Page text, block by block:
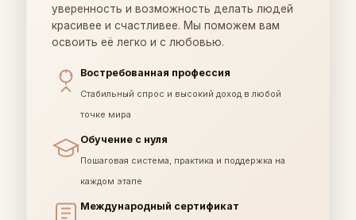
уверенность и возможность делать людей
красивее и счастливее. Мы поможем вам
освоить её легко и с любовью.
Востребованная профессия
Стабильный спрос и высокий доход в любой
точке мира
Обучение с нуля
Пошаговая система, практика и поддержка на
каждом этапе
Международный сертификат